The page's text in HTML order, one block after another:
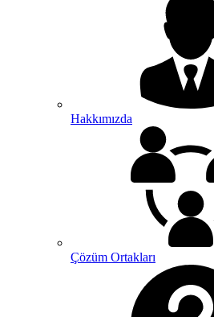
Hakkımızda
Çözüm Ortakları